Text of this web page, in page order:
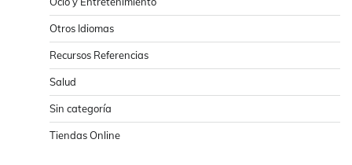
Otros Idiomas
Recursos Referencias
Salud
Sin categoría
Tiendas Online